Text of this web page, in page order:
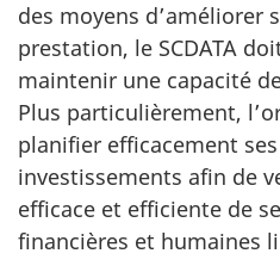
des moyens d’améliorer
prestation, le SCDATA
maintenir une capacité
Plus particulièrement,
planifier efficacement
investissements afin de
efficace et efficiente de
financières et humaines